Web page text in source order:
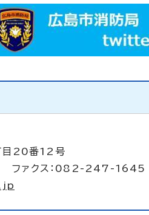
20番12号
ファクス：082-247-1645